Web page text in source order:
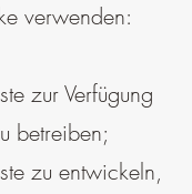
verwenden:
zur Verfügung
betreiben;
zu entwickeln,